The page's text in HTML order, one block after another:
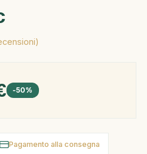
-50%
Pagamento alla consegna